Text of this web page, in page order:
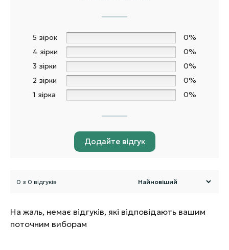
5 зірок
0%
4 зірки
0%
3 зірки
0%
2 зірки
0%
1 зірка
0%
Додайте відгук
0 з 0 відгуків
На жаль, немає відгуків, які відповідають вашим
поточним виборам